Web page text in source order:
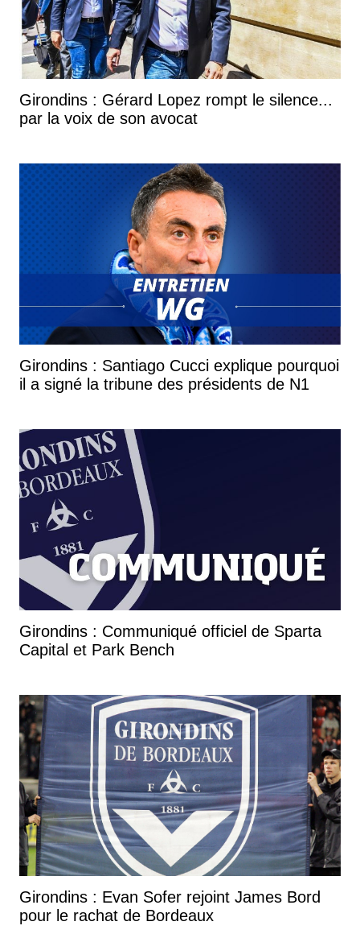
Girondins : Gérard Lopez rompt le silence...
par la voix de son avocat
Girondins : Santiago Cucci explique pourquoi
il a signé la tribune des présidents de N1
Girondins : Communiqué officiel de Sparta
Capital et Park Bench
Girondins : Evan Sofer rejoint James Bord
pour le rachat de Bordeaux